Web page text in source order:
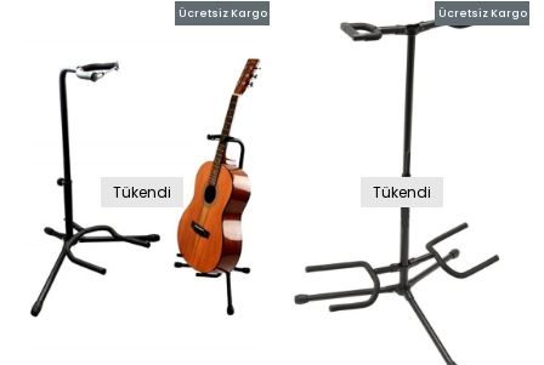
Tükendi
Ücretsiz Kargo
Tükendi
Ücretsiz Kargo